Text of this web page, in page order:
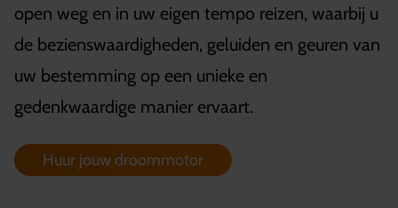
open weg en in uw eigen tempo reizen, waarbij u
de bezienswaardigheden, geluiden en geuren van
uw bestemming op een unieke en
gedenkwaardige manier ervaart.
Huur jouw droommotor